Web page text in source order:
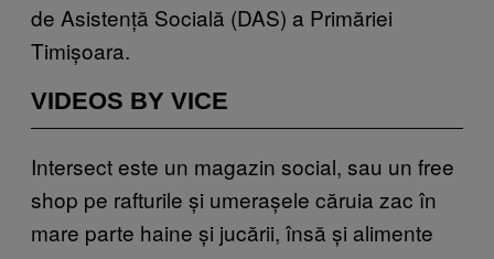
de Asistență Socială (DAS) a Primăriei
Timișoara.
VIDEOS BY VICE
Intersect este un magazin social, sau un free
shop pe rafturile și umerașele căruia zac în
mare parte haine și jucării, însă și alimente